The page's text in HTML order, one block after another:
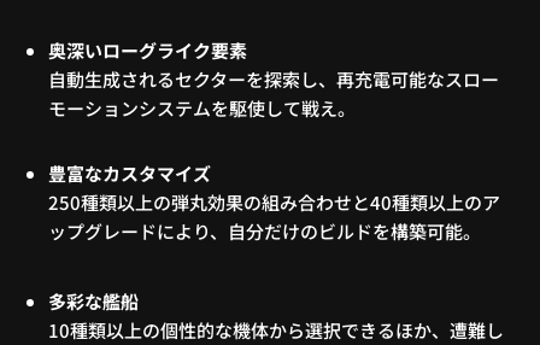
奥深いローグライク要素
自動生成されるセクターを探索し、再充電可能なスロー
モーションシステムを駆使して戦え。
豊富なカスタマイズ
250種類以上の弾丸効果の組み合わせと40種類以上のア
ップグレードにより、自分だけのビルドを構築可能。
多彩な艦船
10種類以上の個性的な機体から選択できるほか、遭難し